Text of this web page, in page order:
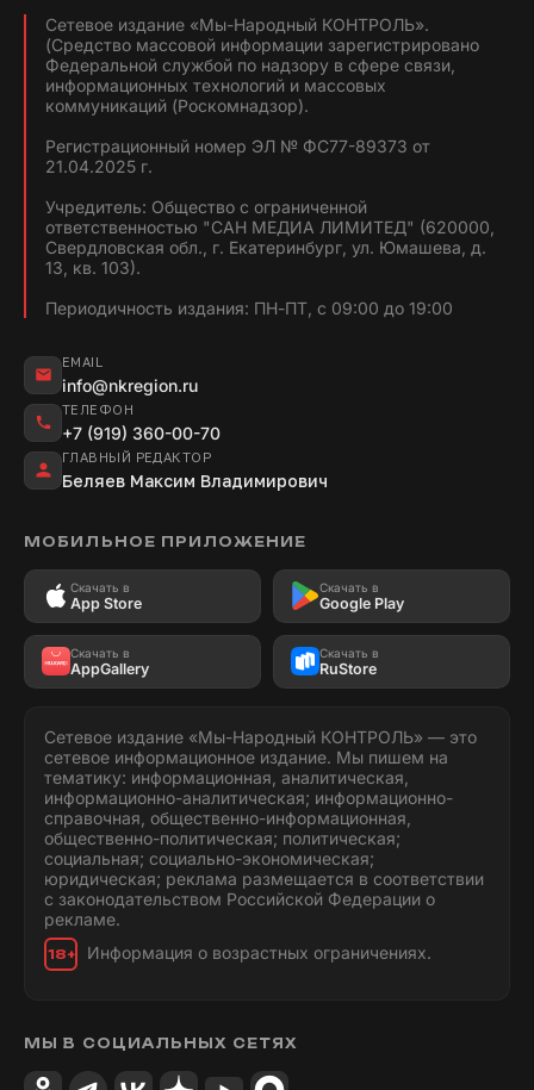
Сетевое издание «Мы-Народный КОНТРОЛЬ».
(Средство массовой информации зарегистрировано
Федеральной службой по надзору в сфере связи,
информационных технологий и массовых
коммуникаций (Роскомнадзор).
Регистрационный номер ЭЛ № ФС77-89373 от
21.04.2025 г.
Учредитель: Общество с ограниченной
ответственностью "САН МЕДИА ЛИМИТЕД" (620000,
Свердловская обл., г. Екатеринбург, ул. Юмашева, д.
13, кв. 103).
Периодичность издания: ПН-ПТ, с 09:00 до 19:00
EMAIL
info@nkregion.ru
ТЕЛЕФОН
+7 (919) 360-00-70
ГЛАВНЫЙ РЕДАКТОР
Беляев Максим Владимирович
МОБИЛЬНОЕ ПРИЛОЖЕНИЕ
Скачать в
App Store
Скачать в
Google Play
Скачать в
AppGallery
Скачать в
RuStore
Сетевое издание «Мы-Народный КОНТРОЛЬ» — это
сетевое информационное издание. Мы пишем на
тематику: информационная, аналитическая,
информационно-аналитическая; информационно-
справочная, общественно-информационная,
общественно-политическая; политическая;
социальная; социально-экономическая;
юридическая; реклама размещается в соответствии
с законодательством Российской Федерации о
рекламе.
18+ Информация о возрастных ограничениях.
МЫ В СОЦИАЛЬНЫХ СЕТЯХ